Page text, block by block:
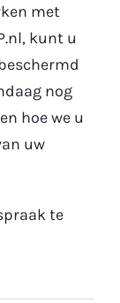
met
kunt u
nog
hoe we u
uw
te